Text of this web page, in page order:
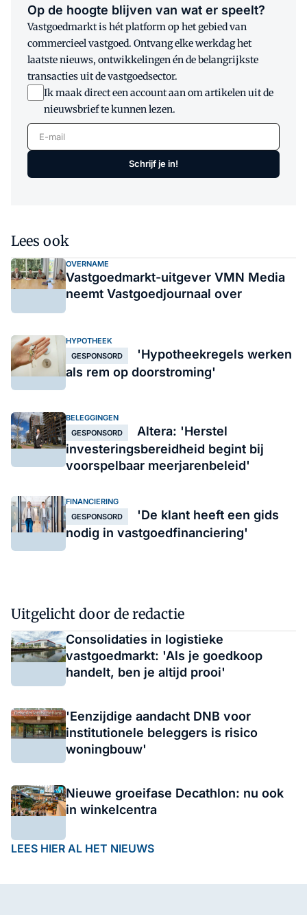
Op de hoogte blijven van wat er speelt?
Vastgoedmarkt is hét platform op het gebied van
commercieel vastgoed. Ontvang elke werkdag het
laatste nieuws, ontwikkelingen én de belangrijkste
transacties uit de vastgoedsector.
Ik maak direct een account aan om artikelen uit de
nieuwsbrief te kunnen lezen.
E-mail
Schrijf je in!
Lees ook
OVERNAME
Vastgoedmarkt-uitgever VMN Media
neemt Vastgoedjournaal over
HYPOTHEEK
GESPONSORD
'Hypotheekregels werken
als rem op doorstroming'
BELEGGINGEN
GESPONSORD
Altera: 'Herstel
investeringsbereidheid begint bij
voorspelbaar meerjarenbeleid'
FINANCIERING
GESPONSORD
'De klant heeft een gids
nodig in vastgoedfinanciering'
Uitgelicht door de redactie
Consolidaties in logistieke
vastgoedmarkt: 'Als je goedkoop
handelt, ben je altijd prooi'
'Eenzijdige aandacht DNB voor
institutionele beleggers is risico
woningbouw'
Nieuwe groeifase Decathlon: nu ook
in winkelcentra
LEES HIER AL HET NIEUWS